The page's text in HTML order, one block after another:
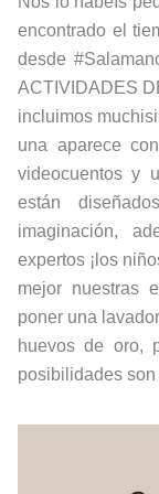
encontrado el
desde
ACTIVIDADES
incluimos
una aparece
videocuentos y
están
imaginación,
expertos ¡los
mejor nuestras
poner una
huevos de oro,
posibilidades son